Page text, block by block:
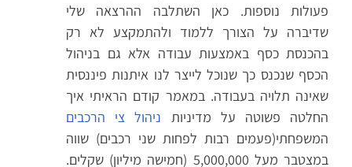
פעולות נוספות. כאן השתלבה ההרצאה שלי
שדיברה על הצורך ללמוד ולהתמקצע לא רק
בהכנסת כסף באמצעות עבודה אלא גם בניהול
הכסף שנכנס כך שנוכל לייצר לנו איתנות פיננסית
שאינה תלויה בעבודה. במאמר קודם הראיתי איך
החלטה פשוטה על מדיניותניהול צי הרכבים
המשפחתי(פעמים רבות לפחות שני רכבים) שווה
במצטבר מעל 5,000,000 (חמישה מיליון) שקלים.